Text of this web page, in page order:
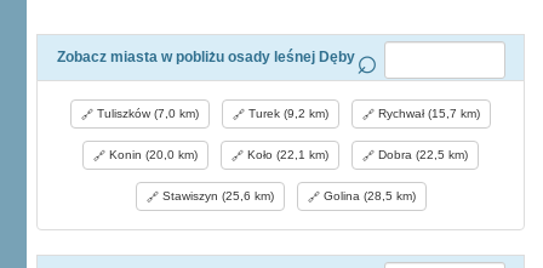
Zobacz miasta w pobliżu osady leśnej Dęby
Tuliszków (7,0 km) Turek (9,2 km) Rychwał (15,7 km)
Konin (20,0 km) Koło (22,1 km) Dobra (22,5 km)
Stawiszyn (25,6 km) Golina (28,5 km)